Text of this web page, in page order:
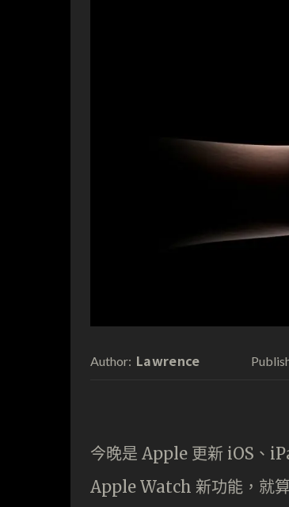
Author: Lawrence
今晚是 Apple 更新 iOS、
Apple Watch 新功能，就